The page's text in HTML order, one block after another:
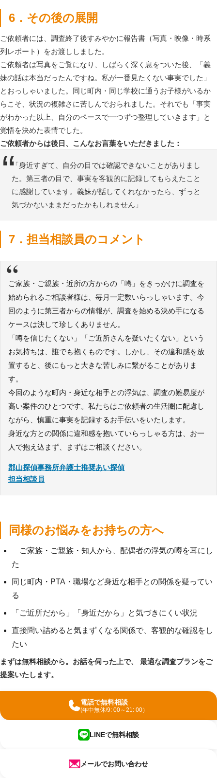
6．その後の展開
ご依頼者には、調査終了後すみやかに報告書（写真・映像・時系
列レポート）をお渡ししました。
ご依頼者は写真をご覧になり、しばらく深く息をついた後、「義
妹の話は本当だったんですね。私が一番見たくない事実でした」
とおっしゃいました。同じ町内・同じ学校に通うお子様がいるか
らこそ、状況の複雑さに苦しんでおられました。それでも「事実
がわかった以上、自分のペースで一つずつ整理していきます」と
覚悟を決めた表情でした。
ご依頼者からは後日、こんなお言葉をいただきました：
「身近すぎて、自分の目では確認できないことがありまし
た。第三者の目で、事実を客観的に記録してもらえたこと
に感謝しています。義妹が話してくれなかったら、ずっと
気づかないままだったかもしれません」
7．担当相談員のコメント
“
ご家族・ご親族・近所の方からの「噂」をきっかけに調査を
始められるご相談者様は、毎月一定数いらっしゃいます。今
回のように第三者からの情報が、調査を始める決め手になる
ケースは決して珍しくありません。
「噂を信じたくない」「ご近所さんを疑いたくない」という
お気持ちは、誰でも抱くものです。しかし、その違和感を放
置すると、後にもっと大きな苦しみに繋がることがありま
す。
今回のような町内・身近な相手との浮気は、調査の難易度が
高い案件のひとつです。私たちはご依頼者の生活圏に配慮し
ながら、慎重に事実を記録するお手伝いをいたします。
身近な方との関係に違和感を抱いていらっしゃる方は、お一
人で抱え込まず、まずはご相談ください。
郡山探偵事務所弁護士推奨あい探偵
担当相談員
同様のお悩みをお持ちの方へ
ご家族・ご親族・知人から、配偶者の浮気の噂を耳にし
た
同じ町内・PTA・職場など身近な相手との関係を疑ってい
る
「ご近所だから」「身近だから」と気づきにくい状況
直接問い詰めると気まずくなる関係で、客観的な確認をし
たい
まずは無料相談から。お話を伺った上で、 最適な調査プランをご
提案いたします。
電話で無料相談
(年中無休/9: 00～21: 00）
LINEで無料相談
メールでお問い合わせ